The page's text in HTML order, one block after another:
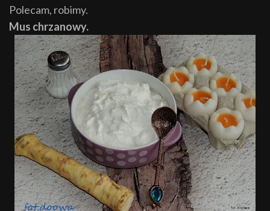
Polecam, robimy.
Mus chrzanowy.